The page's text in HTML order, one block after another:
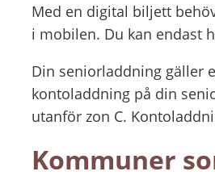
Med en digital biljett
i mobilen. Du kan endast
Din seniorladdning gäller
kontoladdning på din
utanför zon C.
Kommuner